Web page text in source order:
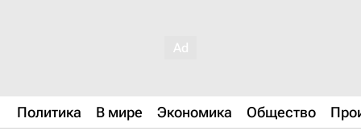
Политика В мире Экономика Общество